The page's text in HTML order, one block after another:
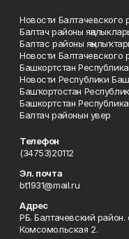
Новости Балтачевского
Балтач районы
Балтас районы
Новости Балтачевского
Башкортстан
Новости Республики
Башҡортостан
Башкортстан
Балтач районын увер
Телефон
(34753)20112
Эл. почта
bt1931@mail.ru
Адрес
РБ. Балтачевский район.
Комсомольская 2.